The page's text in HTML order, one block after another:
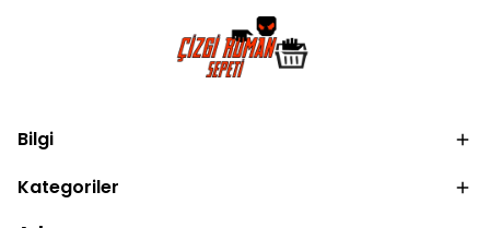
Bilgi
Kategoriler